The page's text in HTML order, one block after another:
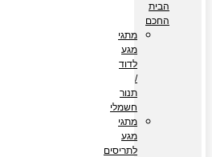
הבית
החכם
מתגי
מגע
לדוד
/
תנור
חשמלי
מתגי
מגע
לתריסים